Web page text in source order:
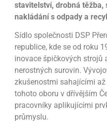
stavitelství, drobná těžba,
nakládání s odpady a
Sídlo společnosti DSP
republice, kde se od roku
inovace špičkových strojů
nerostných surovin.
zkušenostmi sahajícími
tohoto oboru v dřívějším
pracovníky aplikujícími
průmyslu.